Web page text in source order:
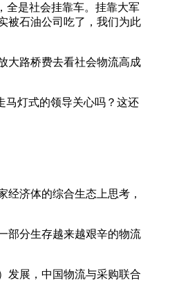
全是社会挂靠车。挂靠大军
被石油公司吃了，我们为此
大路桥费去看社会物流高成
马灯式的领导关心吗？这还
济体的综合生态上思考，
部分生存越来越艰辛的物流
发展，中国物流与采购联合